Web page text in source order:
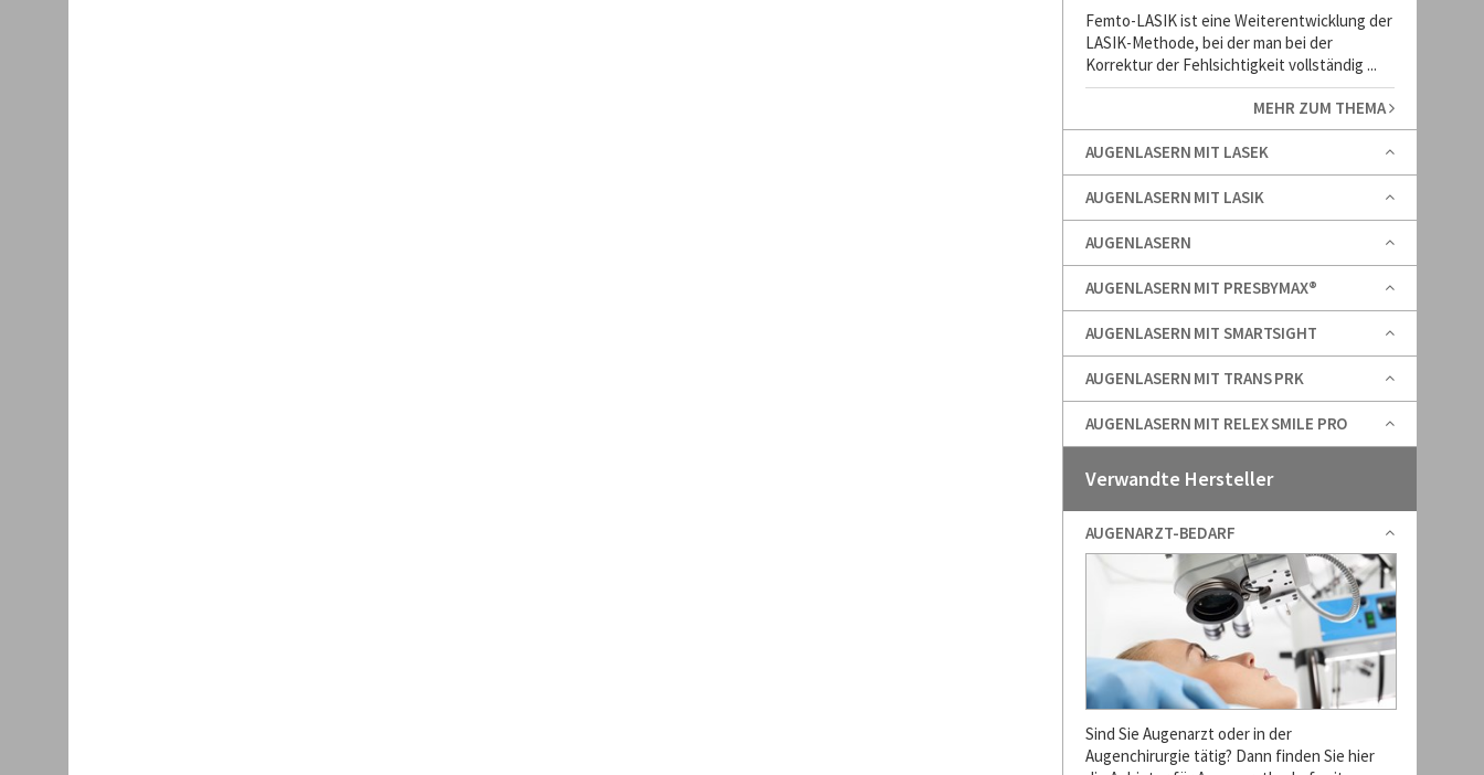
Femto-LASIK ist eine Weiterentwicklung der
LASIK-Methode, bei der man bei der
Korrektur der Fehlsichtigkeit vollständig ...
MEHR ZUM THEMA
AUGENLASERN MIT LASEK
AUGENLASERN MIT LASIK
AUGENLASERN
AUGENLASERN MIT PRESBYMAX®
AUGENLASERN MIT SMARTSIGHT
AUGENLASERN MIT TRANS PRK
AUGENLASERN MIT RELEX SMILE PRO
Verwandte Hersteller
AUGENARZT-BEDARF
Sind Sie Augenarzt oder in der
Augenchirurgie tätig? Dann finden Sie hier